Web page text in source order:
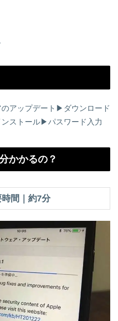
アップデート▶︎ダウンロード
ストール▶︎パスワード入力
かかるの？
間｜約7分